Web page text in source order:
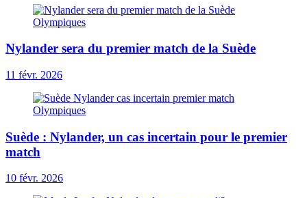
Nylander sera du premier match de la Suède
11 févr. 2026
Suède : Nylander, un cas incertain pour le premier
match
10 févr. 2026